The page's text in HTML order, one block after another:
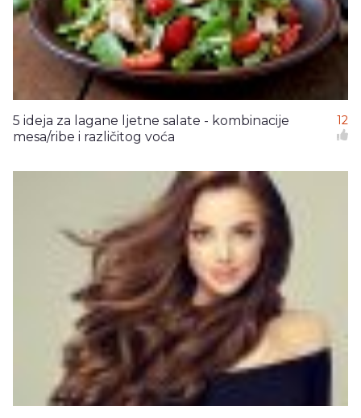
5 ideja za lagane ljetne salate - kombinacije
mesa/ribe i različitog voća
12